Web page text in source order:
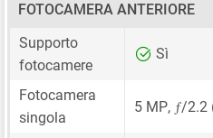
FOTOCAMERA ANTERIORE
Supporto
fotocamere
Sì
Fotocamera
singola
5 MP, ƒ/2.2